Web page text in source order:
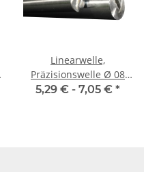
Linearwelle,
Präzisionswelle Ø 08
mm, 500 mm, gehärtet
5,29 € - 7,05 € *